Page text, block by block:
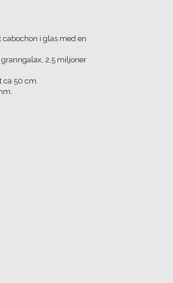
i glas med en
2,5 miljoner
ca 50 cm.